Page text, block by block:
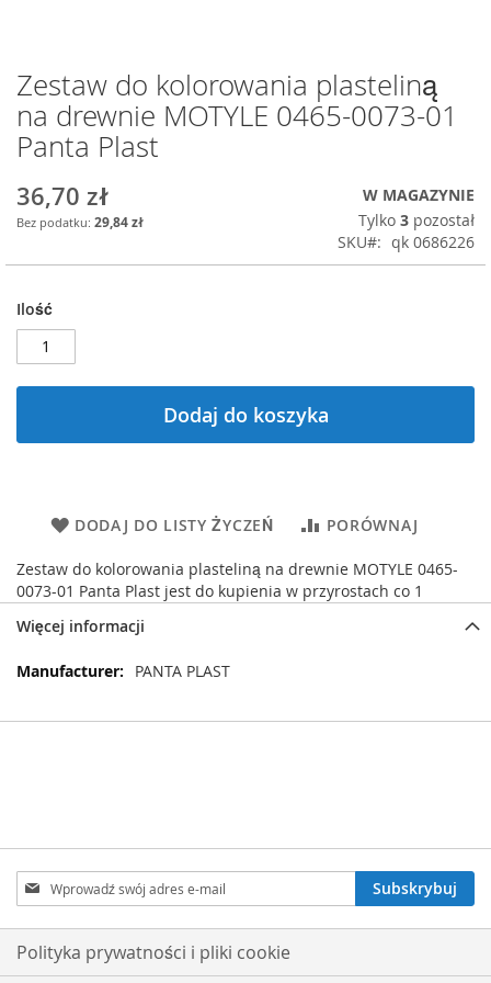
Przejdź
na
początek
galerii
Zestaw do kolorowania plasteliną
na drewnie MOTYLE 0465-0073-01
Panta Plast
36,70 zł
29,84 zł
W MAGAZYNIE
Tylko 3 pozostał
SKU
qk 0686226
Ilość
Dodaj do koszyka
DODAJ DO LISTY ŻYCZEŃ PORÓWNAJ
Zestaw do kolorowania plasteliną na drewnie MOTYLE 0465-
0073-01 Panta Plast jest do kupienia w przyrostach co 1
Więcej informacji
Więcej
PANTA PLAST
Subskrybuj
nasz
newsletter:
Subskrybuj
Polityka prywatności i pliki cookie